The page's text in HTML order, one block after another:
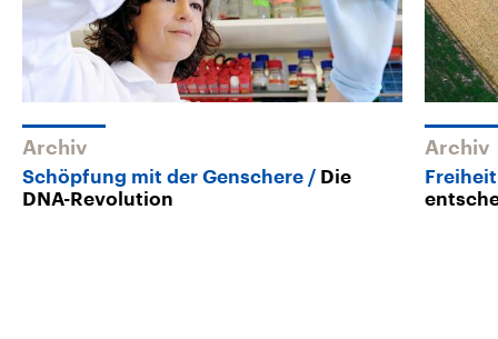
Archiv
Schöpfung mit der Genschere
Die
DNA-Revolution
Archiv